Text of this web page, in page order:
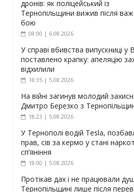
дронів: як поліцейський із
Тернопільщини вижив після
бою
08:00 | 6.08.2026
У справі вбивства випускниці у
поставлено крапку: апеляцію
відхилили
18:35 | 5.08.2026
На війні загинув молодий
Дмитро Березко з
18:23 | 5.08.2026
У Тернополі водій Tesla,
прав, сів за кермо у стані
сп’яніння
18:00 | 5.08.2026
Протікав дах і не працювали
Тернопільщині лише після